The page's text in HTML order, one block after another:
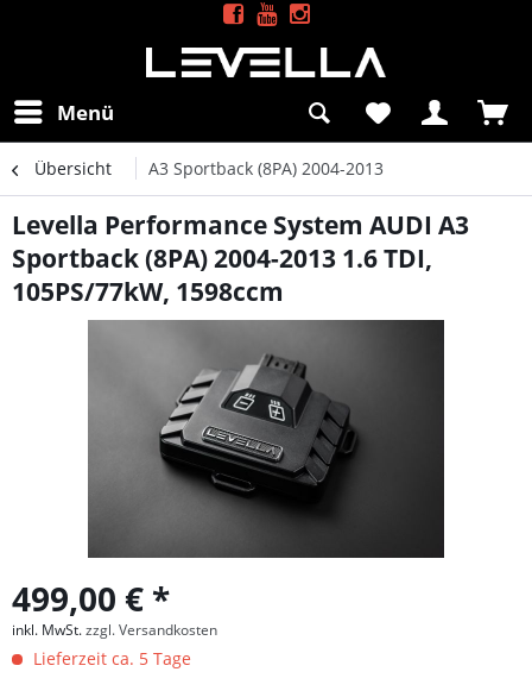
Menü
Übersicht A3 Sportback (8PA) 2004-2013
Levella Performance System AUDI A3
Sportback (8PA) 2004-2013 1.6 TDI,
105PS/77kW, 1598ccm
499,00 € *
inkl. MwSt.zzgl. Versandkosten
Lieferzeit ca. 5 Tage